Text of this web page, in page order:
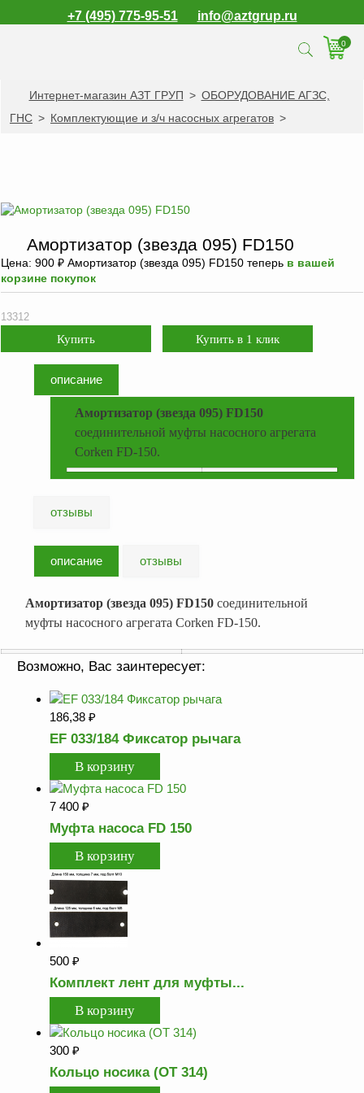
+7 (495) 775-95-51 info@aztgrup.ru
0
КАТАЛОГ ПРОДУКЦИИ
Топливораздаточные
Зарядные станции
Погружные насосы к
ТРК и ГРК
ТРК и ГРК
Электронное
оборудование
ТОПАЗ
Пульты управления,
контроллеры
Устройства громкой
связи и оповещения
Резервуарное
оборудование
Запорная арматура
Насосы и насосные
агрегаты
налива
Счетчики и фильтры
Метрологическое
оборудование
Рукава, шланги и
техпластина МБС
Соединительная
арматура
Устройства
заземления
автоцистерн и
Продукция НПП
СЕНСОР
Газоаналитическое
оборудование
Эксплуатационное
оборудование
Интернет-магазин АЗТ ГРУП > ОБОРУДОВАНИЕ АГЗС,
ГНС > Комплектующие и з/ч насосных агрегатов >
Амортизатор (звезда 095) FD150
Цена: 900 ₽ Амортизатор (звезда 095) FD150 теперь в вашей
корзине покупок
13312
описание
Амортизатор (звезда 095) FD150
соединительной муфты насосного агрегата
Corken FD-150.
отзывы
описание отзывы
Амортизатор (звезда 095) FD150 соединительной
муфты насосного агрегата Corken FD-150.
Возможно, Вас заинтересует:
186,38 ₽
EF 033/184 Фиксатор рычага
7 400 ₽
Муфта насоса FD 150
500 ₽
Комплект лент для муфты...
300 ₽
Кольцо носика (ОТ 314)